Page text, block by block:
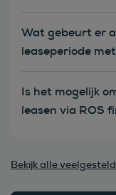
Wat gebeurt er
leaseperiode
Is het mogelijk
leasen via ROS
Bekijk alle